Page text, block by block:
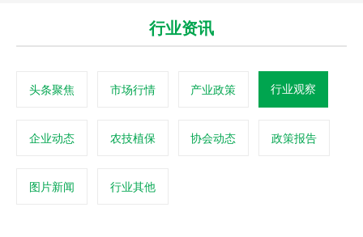
行业资讯
头条聚焦 市场行情 产业政策 行业观察
企业动态 农技植保 协会动态 政策报告
图片新闻 行业其他